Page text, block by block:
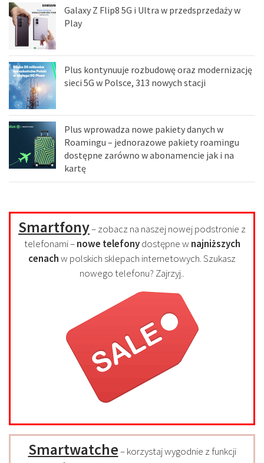
Galaxy Z Flip8 5G i Ultra w przedsprzedaży w
Play
Plus kontynuuje rozbudowę oraz modernizację
sieci 5G w Polsce, 313 nowych stacji
Plus wprowadza nowe pakiety danych w
Roamingu – jednorazowe pakiety roamingu
dostępne zarówno w abonamencie jak i na
kartę
Smartfony– zobacz na naszej nowej podstronie z
telefonami –nowe telefonydostępne w najniższych
cenachw polskich sklepach internetowych. Szukasz
nowego telefonu? Zajrzyj..
Smartwatche– korzystaj wygodnie z funkcji